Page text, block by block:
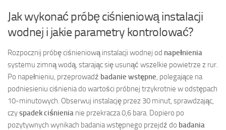
Jak wykonać próbę ciśnieniową instalacji
wodnej i jakie parametry kontrolować?
Rozpocznij próbę ciśnieniową instalacji wodnej od napełnienia
systemu zimną wodą, starając się usunąć wszelkie powietrze z rur.
Po napełnieniu, przeprowadź badanie wstępne , polegające na
podniesieniu ciśnienia do wartości próbnej trzykrotnie w odstępach
10-minutowych. Obserwuj instalację przez 30 minut, sprawdzając,
czyspadek ciśnienia nie przekracza 0,6 bara. Dopiero po
pozytywnych wynikach badania wstępnego przejdź do badania